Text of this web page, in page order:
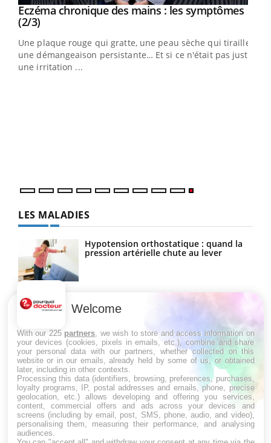
Youtube
Eczéma chronique des mains : les symptômes
(2/3)Youtube
Une plaque rouge qui gratte, une peau sèche qui tiraille,
une démangeaison persistante… Et si ce n'était pas juste
une irritation ...
LES MALADIES
Hypotension orthostatique : quand la
pression artérielle chute au lever
Drépanocytose : une déformation des
globules rouges aux conséquences
graves
Maladie de Charcot (Sclérose latérale
amyotrophique)
Welcome
With our 225 partners , we wish to store and access information on
your devices (cookies, pixels in emails, etc.), combine and share
your personal data with our partners, whether collected on this
website or in our emails, already held by some of us, or obtained
later, including in other contexts.
Processing this data (identifiers, browsing, preferences, purchases,
loyalty programs, IP, postal addresses and emails, phone, precise
geolocation, etc.) allows developing and offering you services,
content, commercial offers and ads across your devices and
screens (including by email, post, SMS, phone, audio, and video),
personalising them, measuring their performance, and analysing
audiences.